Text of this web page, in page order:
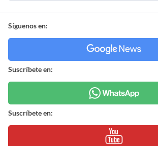
Síguenos en:
Suscríbete en:
Suscríbete en: